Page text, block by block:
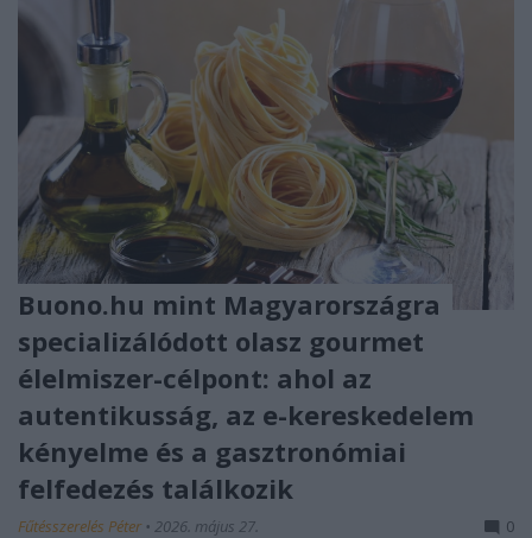
Buono.hu mint Magyarországra
specializálódott olasz gourmet
élelmiszer-célpont: ahol az
autentikusság, az e-kereskedelem
kényelme és a gasztronómiai
felfedezés találkozik
Fűtésszerelés Péter • 2026. május 27. 0